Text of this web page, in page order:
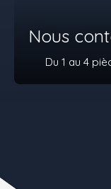
Nous
Du 1 au 4